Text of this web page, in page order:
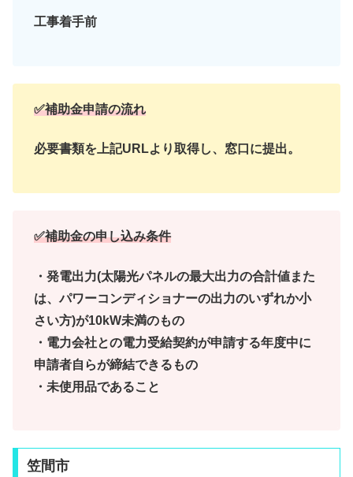
工事着手前
✅補助金申請の流れ
必要書類を上記URLより取得し、窓口に提出。
✅補助金の申し込み条件
・発電出力(太陽光パネルの最大出力の合計値また
は、パワーコンディショナーの出力のいずれか小
さい方)が10kW未満のもの
・電力会社との電力受給契約が申請する年度中に
申請者自らが締結できるもの
・未使用品であること
笠間市